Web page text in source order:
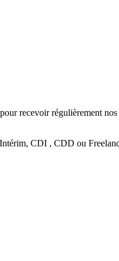
recevoir régulièrement
CDI , CDD ou